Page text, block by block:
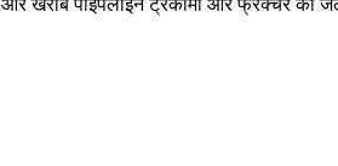
और खराब पाइपलाइन ट्रेकोमा और फ्रैक्चर को